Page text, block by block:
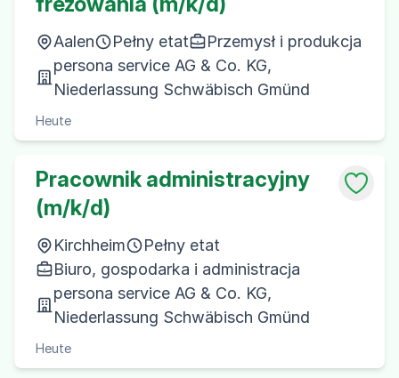
Aalen Pełny etat
Przemysł i produkcja
persona service AG & Co. KG,
Niederlassung Schwäbisch Gmünd
Heute
Pracownik administracyjny
(m/k/d)
Kirchheim
Pełny etat
Biuro, gospodarka i administracja
persona service AG & Co. KG,
Niederlassung Schwäbisch Gmünd
Heute